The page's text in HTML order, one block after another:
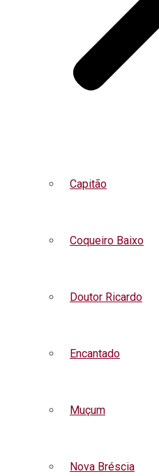
Capitão
Coqueiro Baixo
Doutor Ricardo
Encantado
Muçum
Nova Bréscia